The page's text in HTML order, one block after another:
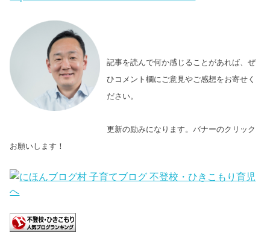
記事を読んで何か感じることがあれば、ぜ
ひコメント欄にご意見やご感想をお寄せく
ださい。
更新の励みになります。バナーのクリック
お願いします！